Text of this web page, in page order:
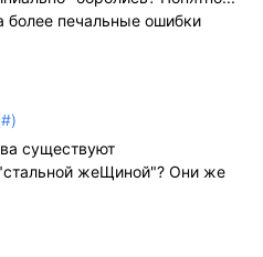
более печальные ошибки
существуют
жеЩиной"? Они же